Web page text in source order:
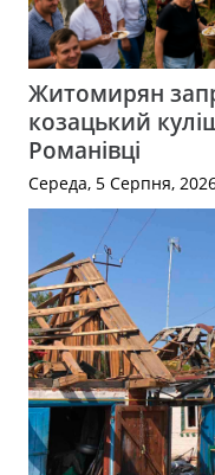
Житомирян
козацький
Романівці
Середа, 5 Серпня,